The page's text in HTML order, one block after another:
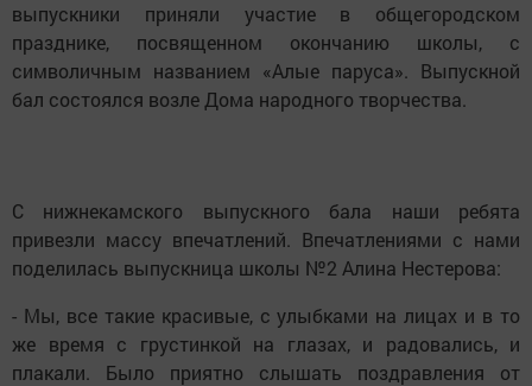
выпускники приняли участие в общегородском
празднике, посвященном окончанию школы, с
символичным названием «Алые паруса». Выпускной
бал состоялся возле Дома народного творчества.
С нижнекамского выпускного бала наши ребята
привезли массу впечатлений. Впечатлениями с нами
поделилась выпускница школы №2 Алина Нестерова:
- Мы, все такие красивые, с улыбками на лицах и в то
же время с грустинкой на глазах, и радовались, и
плакали. Было приятно слышать поздравления от